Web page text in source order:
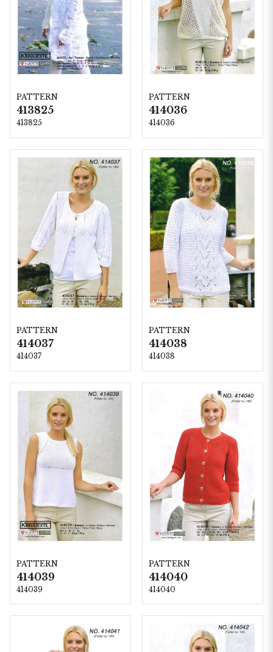
PATTERN
413825
413825
PATTERN
414036
414036
PATTERN
414037
414037
PATTERN
414038
414038
PATTERN
414039
414039
PATTERN
414040
414040